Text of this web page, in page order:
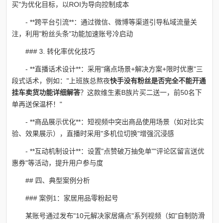
买"为优化目标，以ROI为导向控制成本
- **跨平台引流**：通过微信、微博等渠道引导私域流量关
注，利用"粉丝头条"功能加速账号冷启动
### 3. 转化率优化技巧
- **直播话术设计**：采用"痛点场景+解决方案+限时优惠"三
段式话术，例如："上班族总熬夜快手没有粉丝是否完全不能开通
挂车卖货功能详细解答？这款维生素B族片买二送一，前50名下
单再送保温杯！"
- **商品展示优化**：短视频中突出商品使用场景（如对比实
验、效果展示），直播时采用"多机位切换"增强沉浸感
- **互动机制设计**：设置"点赞破万抽免单""评论区留言送优
惠券"等活动，提升用户参与度
## 四、典型案例分析
### 案例1：家居用品零粉起号
某账号通过发布"10元解决家居痛点"系列视频（如"自制防滑